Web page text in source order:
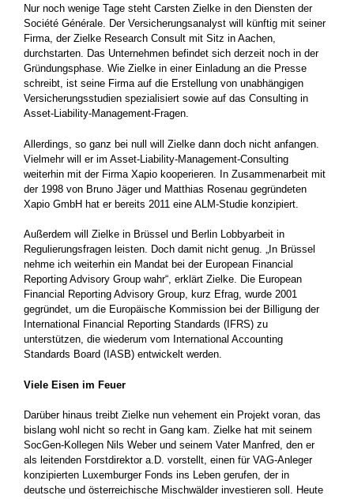
Nur noch wenige Tage steht Carsten Zielke in den Diensten der
Société Générale. Der Versicherungsanalyst will künftig mit seiner
Firma, der Zielke Research Consult mit Sitz in Aachen,
durchstarten. Das Unternehmen befindet sich derzeit noch in der
Gründungsphase. Wie Zielke in einer Einladung an die Presse
schreibt, ist seine Firma auf die Erstellung von unabhängigen
Versicherungsstudien spezialisiert sowie auf das Consulting in
Asset-Liability-Management-Fragen.
Allerdings, so ganz bei null will Zielke dann doch nicht anfangen.
Vielmehr will er im Asset-Liability-Management-Consulting
weiterhin mit der Firma Xapio kooperieren. In Zusammenarbeit mit
der 1998 von Bruno Jäger und Matthias Rosenau gegründeten
Xapio GmbH hat er bereits 2011 eine ALM-Studie konzipiert.
Außerdem will Zielke in Brüssel und Berlin Lobbyarbeit in
Regulierungsfragen leisten. Doch damit nicht genug. „In Brüssel
nehme ich weiterhin ein Mandat bei der European Financial
Reporting Advisory Group wahr“, erklärt Zielke. Die European
Financial Reporting Advisory Group, kurz Efrag, wurde 2001
gegründet, um die Europäische Kommission bei der Billigung der
International Financial Reporting Standards (IFRS) zu
unterstützen, die wiederum vom International Accounting
Standards Board (IASB) entwickelt werden.
Viele Eisen im Feuer
Darüber hinaus treibt Zielke nun vehement ein Projekt voran, das
bislang wohl nicht so recht in Gang kam. Zielke hat mit seinem
SocGen-Kollegen Nils Weber und seinem Vater Manfred, den er
als leitenden Forstdirektor a.D. vorstellt, einen für VAG-Anleger
konzipierten Luxemburger Fonds ins Leben gerufen, der in
deutsche und österreichische Mischwälder investieren soll. Heute